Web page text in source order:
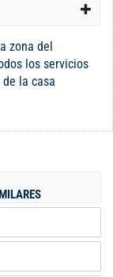
zona del
los servicios
la casa
amplia en sus
y
quiosco